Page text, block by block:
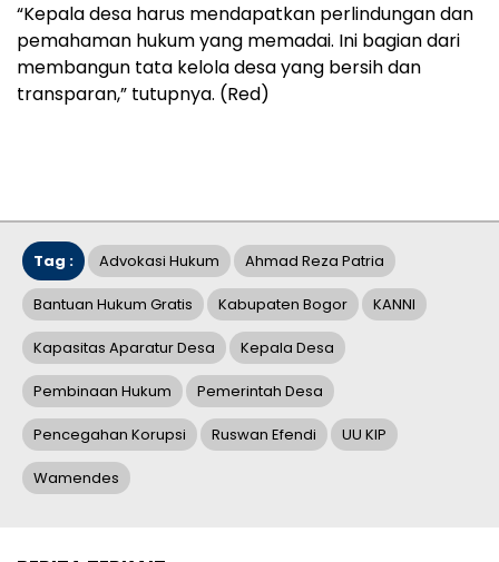
“Kepala desa harus mendapatkan perlindungan dan
pemahaman hukum yang memadai. Ini bagian dari
membangun tata kelola desa yang bersih dan
transparan,” tutupnya. (Red)
Tag : Advokasi Hukum Ahmad Reza Patria
Bantuan Hukum Gratis Kabupaten Bogor KANNI
Kapasitas Aparatur Desa Kepala Desa
Pembinaan Hukum Pemerintah Desa
Pencegahan Korupsi Ruswan Efendi UU KIP
Wamendes